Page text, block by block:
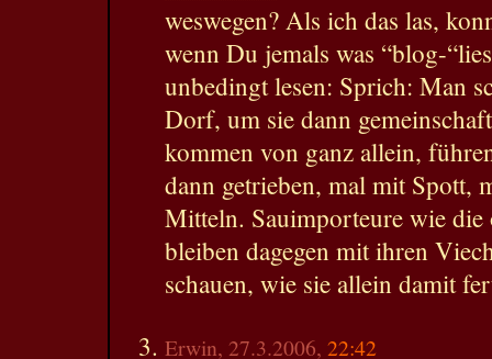
weswegen? Als ich das las,
wenn Du jemals was “blog-
unbedingt lesen: Sprich: Man
Dorf, um sie dann
kommen von ganz allein,
dann getrieben, mal mit Spott,
Mitteln. Sauimporteure wie die
bleiben dagegen mit ihren
schauen, wie sie allein damit
Erwin, 27.3.2006, 22:42